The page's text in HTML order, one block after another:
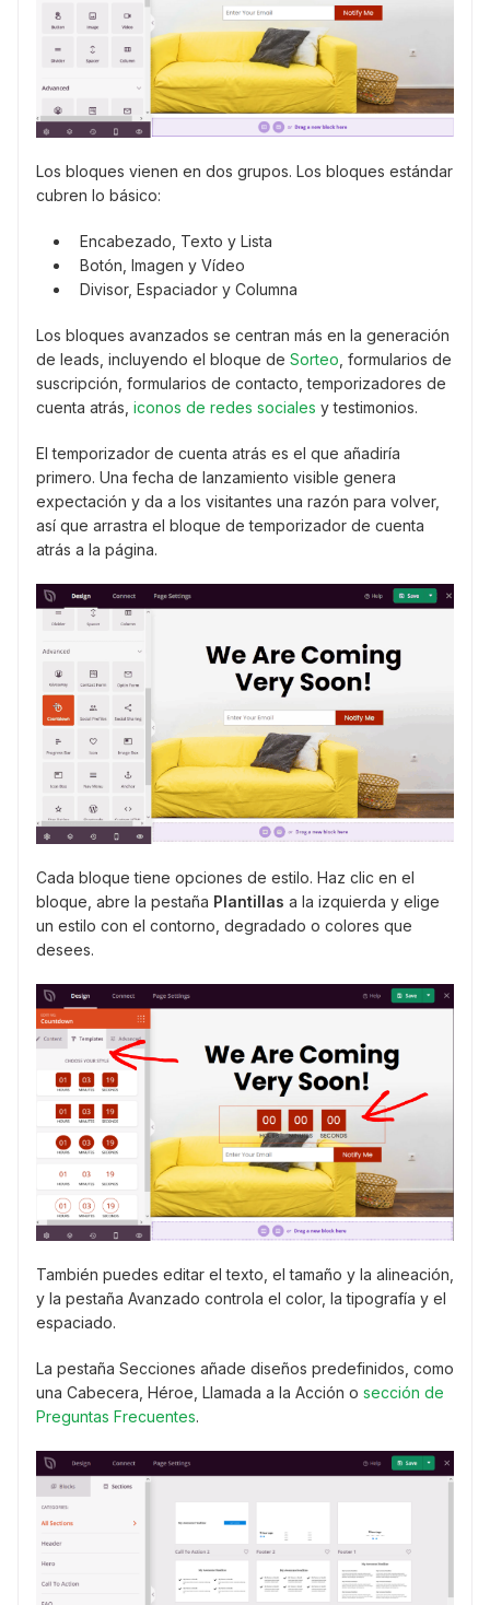
Los bloques vienen en dos grupos. Los bloques estándar
cubren lo básico:
Encabezado, Texto y Lista
Botón, Imagen y Vídeo
Divisor, Espaciador y Columna
Los bloques avanzados se centran más en la generación
de leads, incluyendo el bloque de Sorteo , formularios de
suscripción, formularios de contacto, temporizadores de
cuenta atrás, iconos de redes sociales y testimonios.
El temporizador de cuenta atrás es el que añadiría
primero. Una fecha de lanzamiento visible genera
expectación y da a los visitantes una razón para volver,
así que arrastra el bloque de temporizador de cuenta
atrás a la página.
Cada bloque tiene opciones de estilo. Haz clic en el
bloque, abre la pestaña Plantillas a la izquierda y elige
un estilo con el contorno, degradado o colores que
desees.
También puedes editar el texto, el tamaño y la alineación,
y la pestaña Avanzado controla el color, la tipografía y el
espaciado.
La pestaña Secciones añade diseños predefinidos, como
una Cabecera, Héroe, Llamada a la Acción o sección de
Preguntas Frecuentes.